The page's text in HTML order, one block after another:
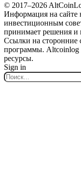
© 2017–2026
Информация на сайте
инвестиционным
принимает решения и
Ссылки на сторонние
программы. Altcoinlog
ресурсы.
Sign in